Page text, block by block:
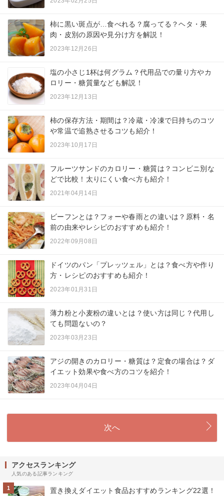
柿に黒い斑点が…食べれる？腐ってる？ヘタ・果
肉・皮別の原因や見分け方を解説！
2023年12月26日
塩の小さじ1杯は何グラム？代用品での量り方やカ
ロリー・糖質量なども解説！
2023年12月13日
柿の保存方法・期間は？冷蔵・冷凍で日持ちのコツ
や常温で追熟させるコツも紹介！
2023年10月17日
フルーツサンドのカロリー・糖質は？コンビニ別な
どで比較！太りにくい食べ方も紹介！
2021年04月14日
ビーフンとは？フォーや春雨との違いは？原料・名
前の由来やレシピのおすすめも紹介！
2022年09月08日
ドイツのパン「プレッツェル」とは？食べ方や作り
方・レシピのおすすめも紹介！
2023年01月31日
薄力粉と小麦粉の違いとは？使い方は同じ？代用し
ても問題ないの？
2023年03月23日
アジの開きのカロリー・糖質は？定食の場合は？ダ
イエット効果や食べ方のコツを紹介！
2023年04月04日
次へ
アクセスランキング
人気のある記事ランキング
1 置き換えダイエット食品おすすめランキング22選！